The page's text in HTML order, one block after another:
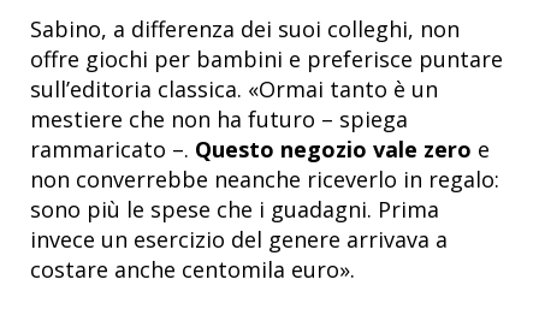
Sabino, a differenza dei suoi colleghi, non
offre giochi per bambini e preferisce puntare
sull’editoria classica. «Ormai tanto è un
mestiere che non ha futuro – spiega
rammaricato –. Questo negozio vale zero e
non converrebbe neanche riceverlo in regalo:
sono più le spese che i guadagni. Prima
invece un esercizio del genere arrivava a
costare anche centomila euro».